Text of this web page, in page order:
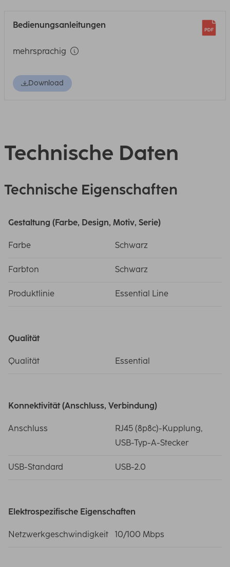
Bedienungsanleitungen
mehrsprachig
Download
Technische Daten
Technische Eigenschaften
Gestaltung (Farbe, Design, Motiv, Serie)
Farbe Schwarz
Farbton Schwarz
Produktlinie Essential Line
Qualität
Qualität Essential
Konnektivität (Anschluss, Verbindung)
Anschluss
RJ45 (8p8c)-Kupplung,
USB-Typ-A-Stecker
USB-Standard USB-2.0
Elektrospezifische Eigenschaften
Netzwerkgeschwindigkeit 10/100 Mbps